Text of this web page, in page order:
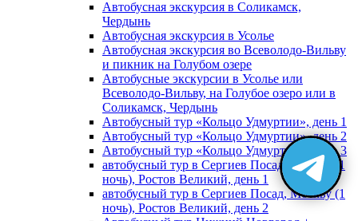
Автобусная экскурсия в Соликамск,
Чердынь
Автобусная экскурсия в Усолье
Автобусная экскурсия во Всеволодо-Вильву
и пикник на Голубом озере
Автобусные экскурсии в Усолье или
Всеволодо-Вильву, на Голубое озеро или в
Соликамск, Чердынь
Автобусный тур «Кольцо Удмуртии», день 1
Автобусный тур «Кольцо Удмуртии», день 2
Автобусный тур «Кольцо Удмуртии», день 3
автобусный тур в Сергиев Посад, Москву (1
ночь), Ростов Великий, день 1
автобусный тур в Сергиев Посад, Москву (1
ночь), Ростов Великий, день 2